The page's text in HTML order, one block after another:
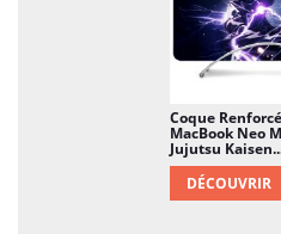
Coque
MacBook Neo
Jujutsu
DÉCOUVRIR